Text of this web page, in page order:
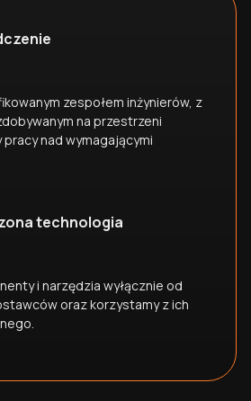
zespołem inżynierów, z
na przestrzeni
nad wymagającymi
technologia
i narzędzia wyłącznie od
oraz korzystamy z ich